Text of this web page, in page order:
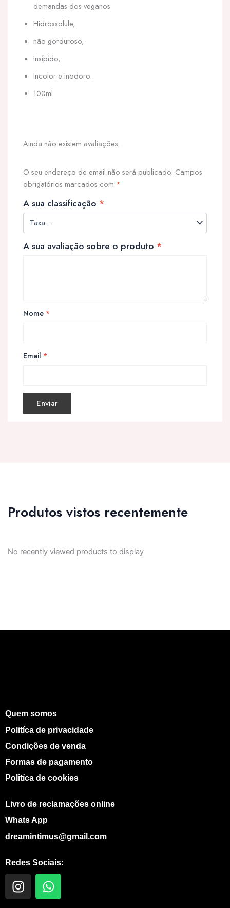
demandas dos veganos
Hidrossolule,
não gorduroso,
Insípido,
Incolor e inodoro.
100ml
Ainda não existem avaliações.
O seu endereço de email não será publicado. Campos
obrigatórios marcados com *
A sua classificação *
A sua avaliação sobre o produto *
Nome *
Email *
Produtos vistos recentemente
No recently viewed products to display
Quem somos
Politíca de privacidade
Condições de venda
Formas de pagamento
Politíca de cookies
Livro de reclamações online
Whats App
dreamintimus@gmail.com
Redes Sociais:
I
n
W
h